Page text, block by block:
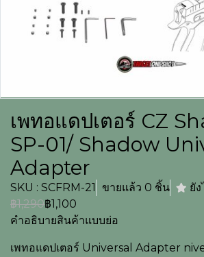
เพทอแดปเตอร์ CZ
SP-01/ Shadow
Adapter
SKU : SCFRM-21 ขายแล้ว 0 ชิ้น
ยั
฿1,290฿1,100
คำอธิบายสินค้าแบบย่อ
เพทอแดปเตอร์ Universal Adapter